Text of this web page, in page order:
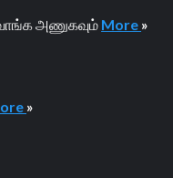
அணுகவும் More »
»